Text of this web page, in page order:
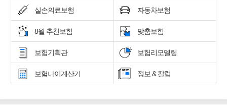
실손의료보험 자동차보험
8월 추천보험 맞춤보험
보험기획관 보험리모델링
보험나이계산기 정보 & 칼럼